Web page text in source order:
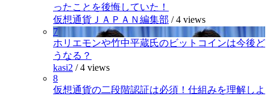
ったことを後悔していた！
仮想通貨ＪＡＰＡＮ編集部 /4 views
7
ホリエモンや竹中平蔵氏のビットコインは今後ど
うなる？
kasi2 /4 views
8
仮想通貨の二段階認証は必須！仕組みを理解しよ